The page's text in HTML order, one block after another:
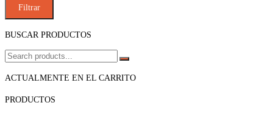
Filtrar
BUSCAR PRODUCTOS
ACTUALMENTE EN EL CARRITO
PRODUCTOS